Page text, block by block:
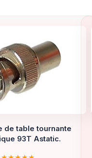
de table tournante
93T Astatic.